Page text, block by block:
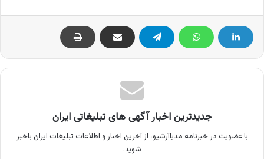
جدیدترین اخبار آگهی های تبلیغاتی ایران
با عضویت در خبرنامه مدیاآرشیو، از آخرین اخبار و اطلاعات تبلیغات ایران باخبر
شوید.